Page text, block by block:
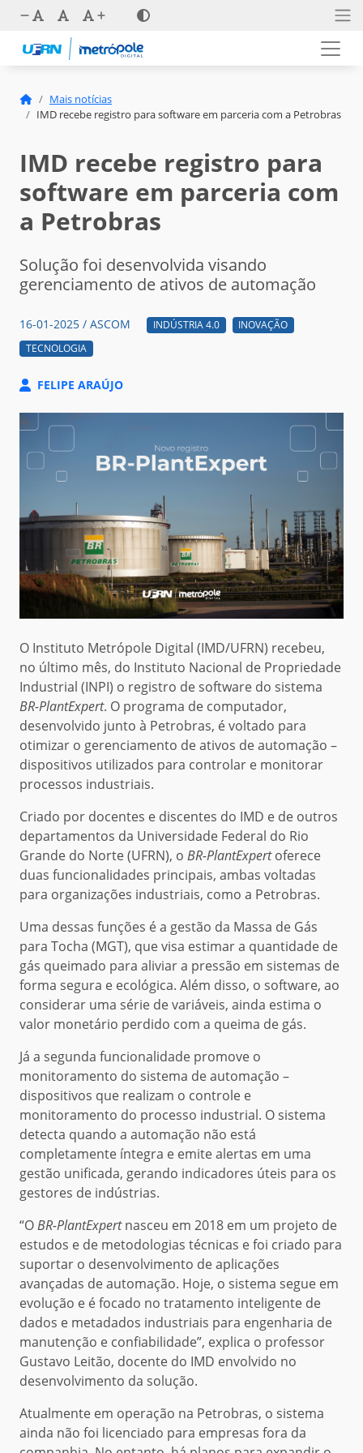
Mais notícias
IMD recebe registro para software em parceria com a Petrobras
IMD recebe registro para
software em parceria com
a Petrobras
Solução foi desenvolvida visando
gerenciamento de ativos de automação
16-01-2025 / ASCOM INDÚSTRIA 4.0
INOVAÇÃO
TECNOLOGIA
FELIPE ARAÚJO
O Instituto Metrópole Digital (IMD/UFRN) recebeu,
no último mês, do Instituto Nacional de Propriedade
Industrial (INPI) o registro de software do sistema
BR-PlantExpert. O programa de computador,
desenvolvido junto à Petrobras, é voltado para
otimizar o gerenciamento de ativos de automação –
dispositivos utilizados para controlar e monitorar
processos industriais.
Criado por docentes e discentes do IMD e de outros
departamentos da Universidade Federal do Rio
Grande do Norte (UFRN), o BR-PlantExpertoferece
duas funcionalidades principais, ambas voltadas
para organizações industriais, como a Petrobras.
Uma dessas funções é a gestão da Massa de Gás
para Tocha (MGT), que visa estimar a quantidade de
gás queimado para aliviar a pressão em sistemas de
forma segura e ecológica. Além disso, o software, ao
considerar uma série de variáveis, ainda estima o
valor monetário perdido com a queima de gás.
Já a segunda funcionalidade promove o
monitoramento do sistema de automação –
dispositivos que realizam o controle e
monitoramento do processo industrial. O sistema
detecta quando a automação não está
completamente íntegra e emite alertas em uma
gestão unificada, gerando indicadores úteis para os
gestores de indústrias.
“OBR-PlantExpertnasceu em 2018 em um projeto de
estudos e de metodologias técnicas e foi criado para
suportar o desenvolvimento de aplicações
avançadas de automação. Hoje, o sistema segue em
evolução e é focado no tratamento inteligente de
dados e metadados industriais para engenharia de
manutenção e confiabilidade”, explica o professor
Gustavo Leitão, docente do IMD envolvido no
desenvolvimento da solução.
Atualmente em operação na Petrobras, o sistema
ainda não foi licenciado para empresas fora da